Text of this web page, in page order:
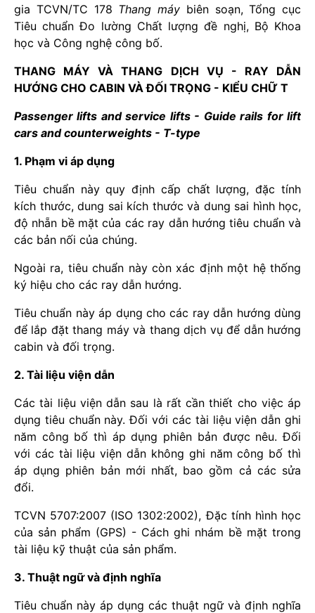
gia TCVN/TC 178 Thang máy biên soạn, Tổng cục
Tiêu chuẩn Đo lường Chất lượng đề nghị, Bộ Khoa
học và Công nghệ công bố.
THANG MÁY VÀ THANG DỊCH VỤ - RAY DẪN
HƯỚNG CHO CABIN VÀ ĐỐI TRỌNG - KIỂU CHỮ T
Passenger lifts and service lifts - Guide rails for lift
cars and counterweights - T-type
1. Phạm vi áp dụng
Tiêu chuẩn này quy định cấp chất lượng, đặc tính
kích thước, dung sai kích thước và dung sai hình học,
độ nhẵn bề mặt của các ray dẫn hướng tiêu chuẩn và
các bản nối của chúng.
Ngoài ra, tiêu chuẩn này còn xác định một hệ thống
ký hiệu cho các ray dẫn hướng.
Tiêu chuẩn này áp dụng cho các ray dẫn hướng dùng
để lắp đặt thang máy và thang dịch vụ để dẫn hướng
cabin và đối trọng.
2. Tài liệu viện dẫn
Các tài liệu viện dẫn sau là rất cần thiết cho việc áp
dụng tiêu chuẩn này. Đối với các tài liệu viện dẫn ghi
năm công bố thì áp dụng phiên bản được nêu. Đối
với các tài liệu viện dẫn không ghi năm công bố thì
áp dụng phiên bản mới nhất, bao gồm cả các sửa
đổi.
TCVN 5707:2007 (ISO 1302:2002), Đặc tính hình học
của sản phẩm (GPS) - Cách ghi nhám bề mặt trong
tài liệu kỹ thuật của sản phẩm.
3. Thuật ngữ và định nghĩa
Tiêu chuẩn này áp dụng các thuật ngữ và định nghĩa